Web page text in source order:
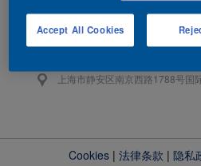
4006-907-907
阿克苏诺贝尔油漆（上海）有限
上海市静安区南京西路1788号国
Cookies |法律条款 |隐私
Accept All Cookies